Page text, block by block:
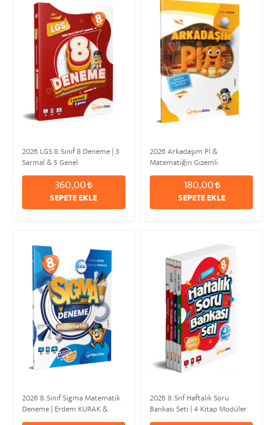
2026 LGS 8. Sınıf 8 Deneme | 3
Sarmal & 5 Genel
360,00
SEPETE EKLE
2026 Arkadaşım Pİ &
Matematiğin Gizemli
Kahramanıyla Sonsuz Macera |
Erdem KURAK180,00
SEPETE EKLE
2026 8. Sınıf Sigma Matematik
Deneme | Erdem KURAK &
Girayhan KAZANCI
2026 8. Snf Haftalık Soru
Bankası Seti | 4 Kitap Modüler
Set